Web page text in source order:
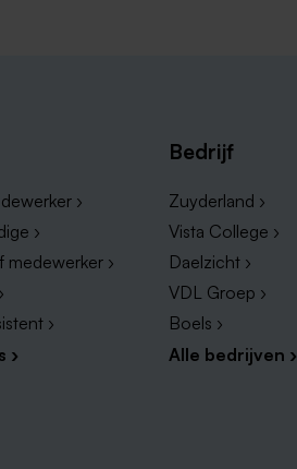
›
›
medewerker ›
›
›
Bedrijf
Zuyderland ›
Vista College ›
Daelzicht ›
VDL Groep ›
Boels ›
Alle bedrijven ›